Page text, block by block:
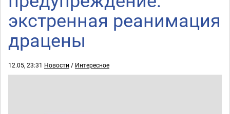
экстренная реанимация
драцены
12.05, 23:31 Новости / Интересное